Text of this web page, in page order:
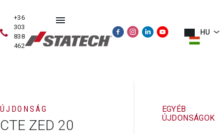
+36
303
838
462
HU
SZERVIZ
ÚJDONSÁG
CTE ZED 20
EGYÉB
ÚJDONSÁGOK